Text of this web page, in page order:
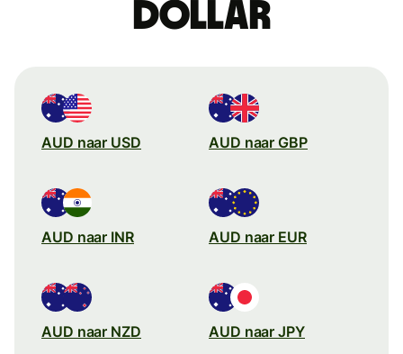
dollar
AUD naar USD AUD naar GBP
AUD naar INR AUD naar EUR
AUD naar NZD AUD naar JPY